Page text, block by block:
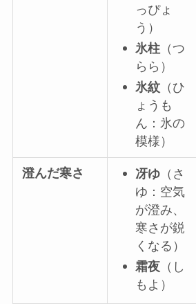
っぴょ
う）
氷柱 （つ
らら）
氷紋 （ひ
ょうも
ん：氷の
模様）
澄んだ寒さ 冴ゆ （さ
ゆ：空気
が澄み、
寒さが鋭
くなる）
霜夜 （し
もよ）